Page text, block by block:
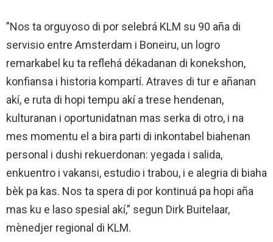
”Nos ta orguyoso di por selebrá KLM su 90 aña di
servisio entre Amsterdam i Boneiru, un logro
remarkabel ku ta reflehá dékadanan di konekshon,
konfiansa i historia kompartí. Atraves di tur e añanan
akí, e ruta di hopi tempu akí a trese hendenan,
kulturanan i oportunidatnan mas serka di otro, i na
mes momentu el a bira parti di inkontabel biahenan
personal i dushi rekuerdonan: yegada i salida,
enkuentro i vakansi, estudio i trabou, i e alegria di biaha
bèk pa kas. Nos ta spera di por kontinuá pa hopi aña
mas ku e laso spesial akí,” segun Dirk Buitelaar,
mènedjer regional di KLM.